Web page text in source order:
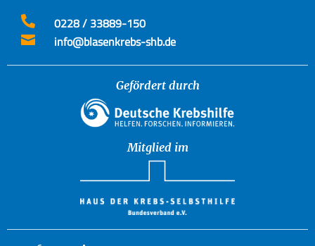
 0228 / 33889-150
 info@blasenkrebs-shb.de
Gefördert durch
Mitglied im